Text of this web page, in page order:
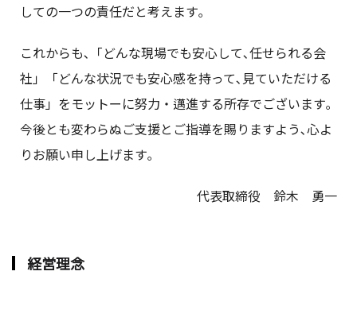
しての一つの責任だと考えます｡
これからも､「どんな現場でも安心して､任せられる会
社」「どんな状況でも安心感を持って､見ていただける
仕事」をモットーに努力・邁進する所存でございます｡
今後とも変わらぬご支援とご指導を賜りますよう､心よ
りお願い申し上げます｡
代表取締役 鈴木 勇一
経営理念